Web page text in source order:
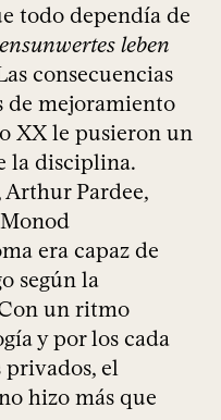
todo dependía de
leben
consecuencias
de mejoramiento
XX le pusieron un
la disciplina.
Arthur Pardee,
era capaz de
según la
un ritmo
y por los cada
privados, el
hizo más que